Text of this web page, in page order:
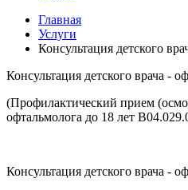
Главная
Услуги
Консультация детского
Консультация детского врача -
(Профилактический прием
офтальмолога до 18 лет
Консультация детского врача -